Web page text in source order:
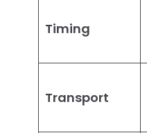
Timing
Transport